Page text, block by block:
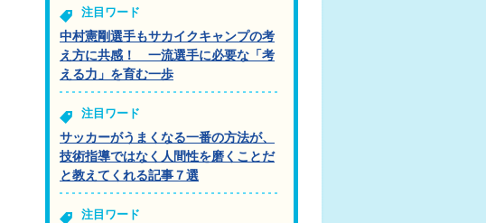
注目ワード
中村憲剛選手もサカイクキャンプの考
え方に共感！ 一流選手に必要な「考
える力」を育む一歩
注目ワード
サッカーがうまくなる一番の方法が、
技術指導ではなく人間性を磨くことだ
と教えてくれる記事７選
注目ワード